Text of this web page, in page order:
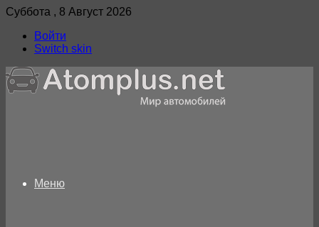
Суббота , 8 Август 2026
Войти
Switch skin
Меню